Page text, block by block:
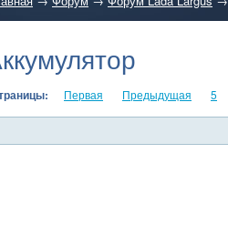
Первая Предыдущая 5